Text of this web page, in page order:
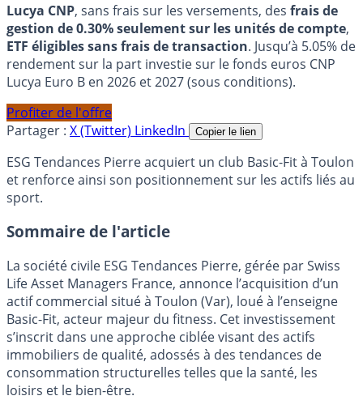
Lucya CNP, sans frais sur les versements, des frais de
gestion de 0.30% seulement sur les unités de compte,
ETF éligibles sans frais de transaction. Jusqu’à 5.05% de
rendement sur la part investie sur le fonds euros CNP
Lucya Euro B en 2026 et 2027 (sous conditions).
Profiter de l'offre
Partager : X (Twitter) LinkedIn Copier le lien
ESG Tendances Pierre acquiert un club Basic-Fit à Toulon
et renforce ainsi son positionnement sur les actifs liés au
sport.
Sommaire de l'article
La société civile ESG Tendances Pierre, gérée par Swiss
Life Asset Managers France, annonce l’acquisition d’un
actif commercial situé à Toulon (Var), loué à l’enseigne
Basic-Fit, acteur majeur du fitness. Cet investissement
s’inscrit dans une approche ciblée visant des actifs
immobiliers de qualité, adossés à des tendances de
consommation structurelles telles que la santé, les
loisirs et le bien-être.